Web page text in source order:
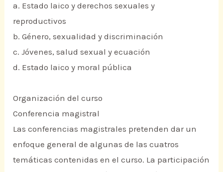
a. Estado laico y derechos sexuales y
reproductivos
b. Género, sexualidad y discriminación
c. Jóvenes, salud sexual y ecuación
d. Estado laico y moral pública
Organización del curso
Conferencia magistral
Las conferencias magistrales pretenden dar un
enfoque general de algunas de las cuatros
temáticas contenidas en el curso. La participación